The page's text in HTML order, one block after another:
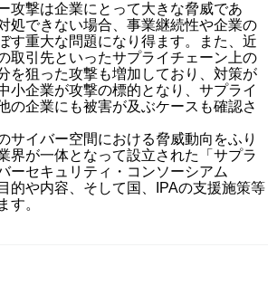
攻撃は企業にとって大きな脅威であ
処できない場合、事業継続性や企業の
す重大な問題になり得ます。また、近
取引先といったサプライチェーン上の
を狙った攻撃も増加しており、対策が
小企業が攻撃の標的となり、サプライ
の企業にも被害が及ぶケースも確認さ
サイバー空間における脅威動向をふり
界が一体となって設立された「サプラ
ーセキュリティ・コンソーシアム
的や内容、そして国、IPAの支援施策等
す。